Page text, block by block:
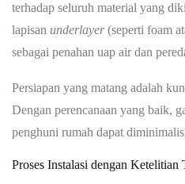
terhadap seluruh material yang
lapisan underlayer(seperti foam
sebagai penahan uap air dan
Persiapan yang matang adalah
Dengan perencanaan yang baik,
penghuni rumah dapat
Proses Instalasi dengan Ketelitian